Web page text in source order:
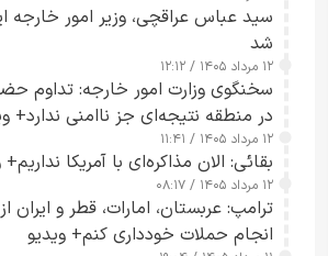
سید عباس عراقچی، وزیر امور خارجه
شد
۱۲ مرداد ۱۴۰۵ / ۱۲:۱۲
سخنگوی وزارت امور خارجه: تداوم
در منطقه نتیجه‌ای جز ناامنی ندارد+
۱۲ مرداد ۱۴۰۵ / ۱۱:۴۱
بقائی: الان مذاکره‌ای با آمریکا
۱۲ مرداد ۱۴۰۵ / ۰۸:۱۷
ترامپ: عربستان، امارات، قطر و ایران
انجام حملات خودداری کنم+ ویدیو